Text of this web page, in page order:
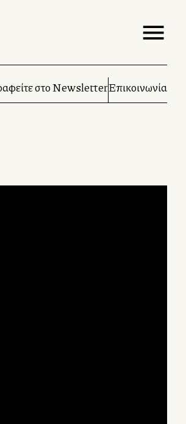
στο NewsletterΕπικοινωνία